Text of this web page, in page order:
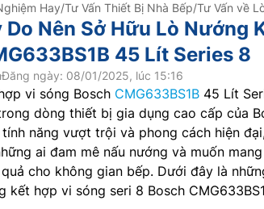
Hay/Tư Vấn Thiết Bị Nhà Bếp/Tư Vấn về
Do Nên Sở Hữu Lò Nướng
45 Lít Series 8
Đăng ngày: 08/01/2025, lúc 15:16
vi sóng Bosch CMG633BS1B 45 Lít
dòng thiết bị gia dụng cao cấp của
năng vượt trội và phong cách hiện
ai đam mê nấu nướng và muốn
cho không gian bếp. Dưới đây là
kết hợp vi sóng seri 8 Bosch